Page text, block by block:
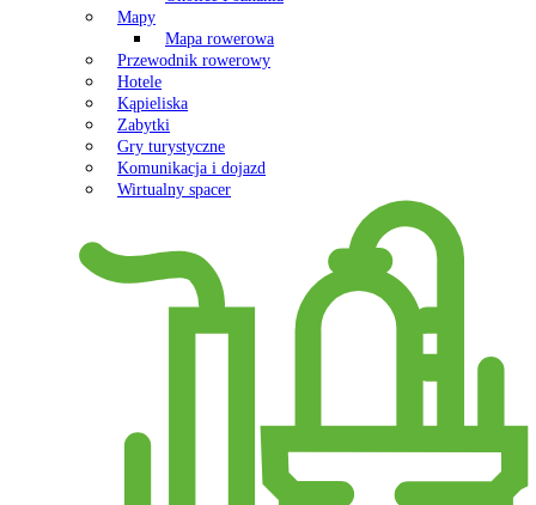
Mapy
Mapa rowerowa
Przewodnik rowerowy
Hotele
Kąpieliska
Zabytki
Gry turystyczne
Komunikacja i dojazd
Wirtualny spacer